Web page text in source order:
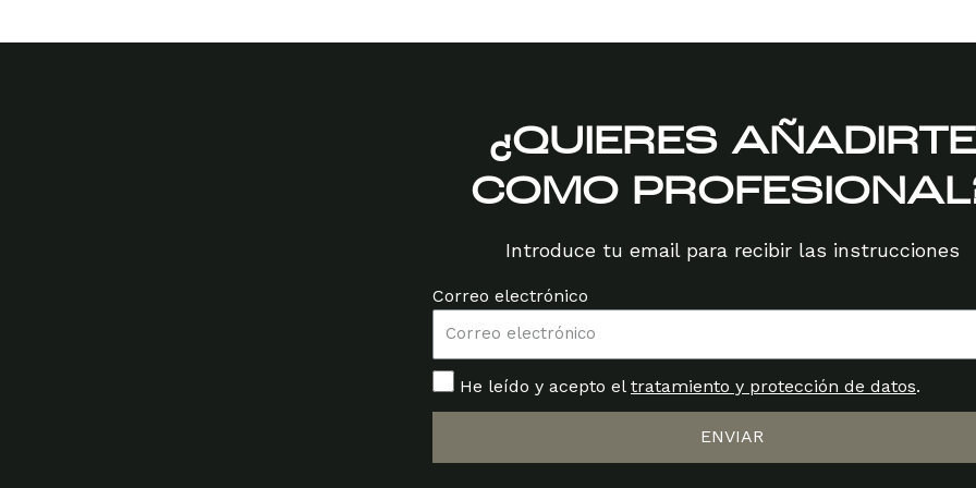
¿QUIERES AÑADIRTE
COMO
Introduce tu email para recibir las instrucciones
Correo electrónico
He leído y acepto el tratamiento y protección de datos.
ENVIAR